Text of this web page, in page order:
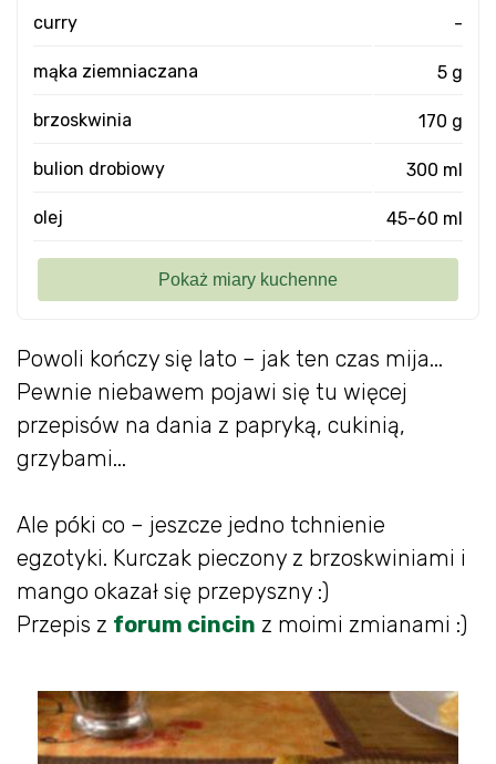
Powoli kończy się lato – jak ten czas mija...
Pewnie niebawem pojawi się tu więcej
przepisów na dania z papryką, cukinią,
grzybami...
Ale póki co – jeszcze jedno tchnienie
egzotyki. Kurczak pieczony z brzoskwiniami i
mango okazał się przepyszny :)
Przepis z forum cincin z moimi zmianami :)
curry -
mąka ziemniaczana 5 g
brzoskwinia 170 g
bulion drobiowy 300 ml
olej 45-60 ml